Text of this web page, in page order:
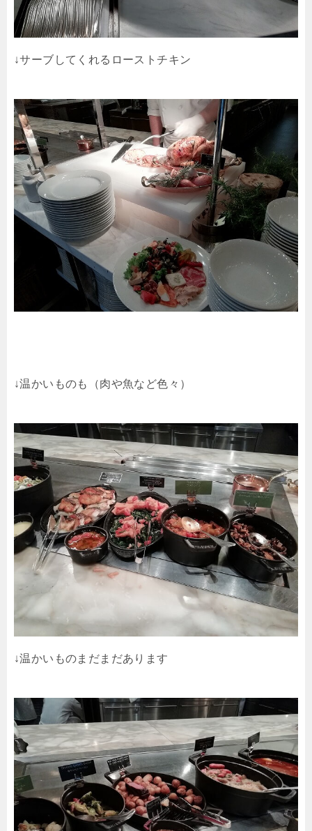
↓サーブしてくれるローストチキン
↓温かいものも（肉や魚など色々）
↓温かいものまだまだあります